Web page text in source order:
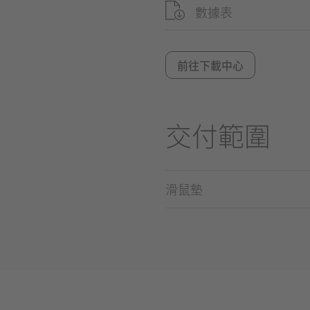
數據表
前往下載中心
交付範圍
滑鼠墊